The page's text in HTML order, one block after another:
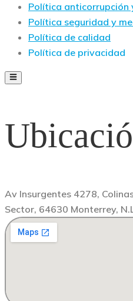
Política anticorrupción
Política seguridad y
Política de calidad
Política de privacidad
Av Insurgentes 4278,
Sector, 64630 Monterrey,